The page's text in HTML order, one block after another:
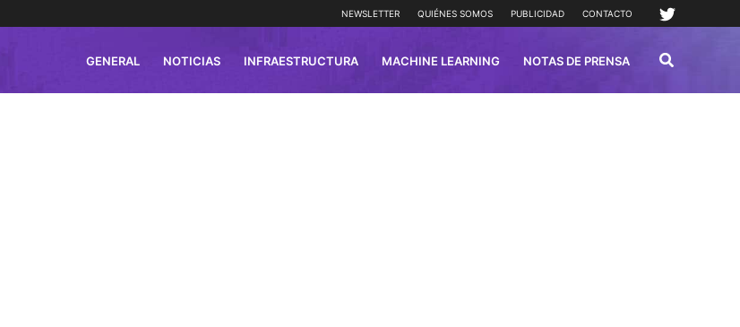
NEWSLETTER QUIÉNES SOMOS PUBLICIDAD CONTACTO
GENERAL NOTICIAS INFRAESTRUCTURA MACHINE LEARNING NOTAS DE PRENSA